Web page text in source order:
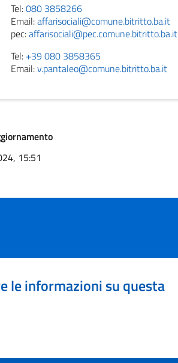
Tel:080 3858266
Email:affarisociali@comune.bitritto.ba.it
pec:affarisociali@pec.comune.bitritto.ba.it
Tel: +39 080 3858365
Email:v.pantaleo@comune.bitritto.ba.it
15:51
le informazioni su questa